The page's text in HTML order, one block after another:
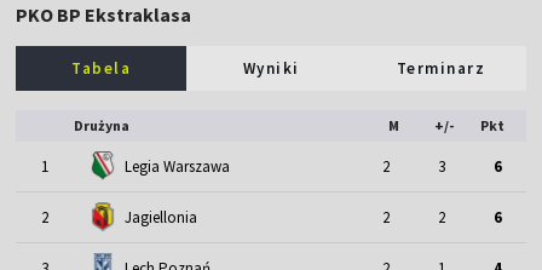
PKO BP Ekstraklasa
Tabela Wyniki Terminarz
Drużyna M +/- Pkt
1 Legia Warszawa 2 3 6
2 Jagiellonia 2 2 6